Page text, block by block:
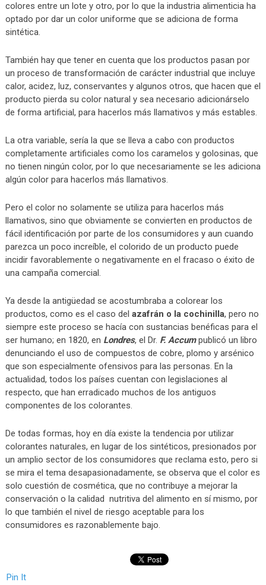
colores entre un lote y otro, por lo que la industria alimenticia ha
optado por dar un color uniforme que se adiciona de forma
sintética.
También hay que tener en cuenta que los productos pasan por
un proceso de transformación de carácter industrial que incluye
calor, acidez, luz, conservantes y algunos otros, que hacen que el
producto pierda su color natural y sea necesario adicionárselo
de forma artificial, para hacerlos más llamativos y más estables.
La otra variable, sería la que se lleva a cabo con productos
completamente artificiales como los caramelos y golosinas, que
no tienen ningún color, por lo que necesariamente se les adiciona
algún color para hacerlos más llamativos.
Pero el color no solamente se utiliza para hacerlos más
llamativos, sino que obviamente se convierten en productos de
fácil identificación por parte de los consumidores y aun cuando
parezca un poco increíble, el colorido de un producto puede
incidir favorablemente o negativamente en el fracaso o éxito de
una campaña comercial.
Ya desde la antigüedad se acostumbraba a colorear los
productos, como es el caso del azafrán o la cochinilla, pero no
siempre este proceso se hacía con sustancias benéficas para el
ser humano; en 1820, en Londres, el Dr. F. Accumpublicó un libro
denunciando el uso de compuestos de cobre, plomo y arsénico
que son especialmente ofensivos para las personas. En la
actualidad, todos los países cuentan con legislaciones al
respecto, que han erradicado muchos de los antiguos
componentes de los colorantes.
De todas formas, hoy en día existe la tendencia por utilizar
colorantes naturales, en lugar de los sintéticos, presionados por
un amplio sector de los consumidores que reclama esto, pero si
se mira el tema desapasionadamente, se observa que el color es
solo cuestión de cosmética, que no contribuye a mejorar la
conservación o la calidad nutritiva del alimento en sí mismo, por
lo que también el nivel de riesgo aceptable para los
consumidores es razonablemente bajo.
Pin It